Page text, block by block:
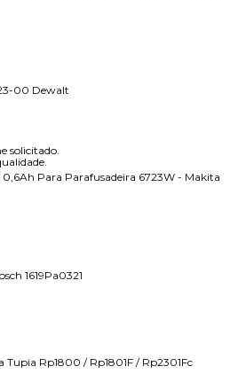
00 Dewalt
solicitado.
Para Parafusadeira 6723W - Makita
1619Pa0321
Tupia Rp1800 / Rp1801F / Rp2301Fc